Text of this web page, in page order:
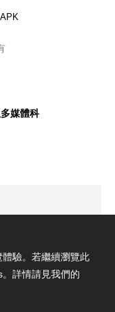
媒體科
驗。若繼續瀏覽此
詳情請見我們的